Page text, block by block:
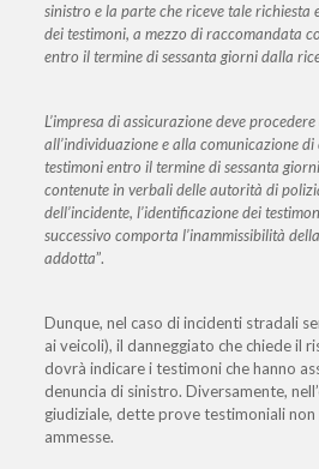
sinistro e la parte che riceve tale
dei testimoni, a mezzo di raccomandata
entro il termine di sessanta giorni dalla
L’impresa di assicurazione deve
all’individuazione e alla comunicazione
testimoni entro il termine di sessanta
contenute in verbali delle autorità di
dell’incidente, l’identificazione dei
successivo comporta l’inammissibilità
addotta”.
Dunque, nel caso di incidenti stradali
ai veicoli), il danneggiato che chiede il
dovrà indicare i testimoni che hanno
denuncia di sinistro. Diversamente,
giudiziale, dette prove testimoniali
ammesse.